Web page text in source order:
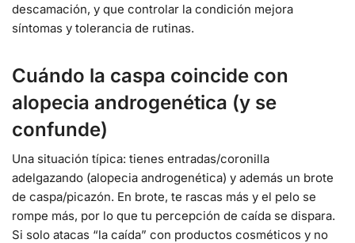
descamación, y que controlar la condición mejora
síntomas y tolerancia de rutinas.
Cuándo la caspa coincide con
alopecia androgenética (y se
confunde)
Una situación típica: tienes entradas/coronilla
adelgazando (alopecia androgenética) y además un brote
de caspa/picazón. En brote, te rascas más y el pelo se
rompe más, por lo que tu percepción de caída se dispara.
Si solo atacas “la caída” con productos cosméticos y no